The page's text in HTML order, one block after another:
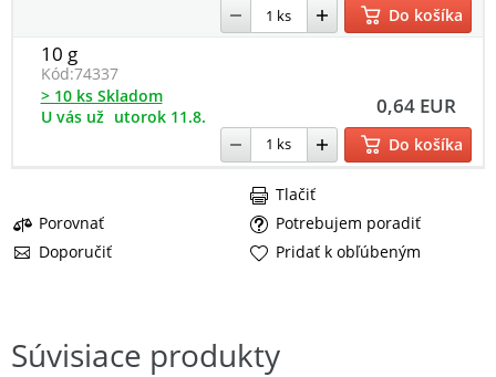
Do košíka
10 g
Kód:74337
0,64 EUR
> 10 ks Skladom
U vás už utorok 11.8.
Do košíka
Porovnať
Potrebujem poradiť
Doporučiť
Tlačiť
Pridať k obľúbeným
Súvisiace produkty